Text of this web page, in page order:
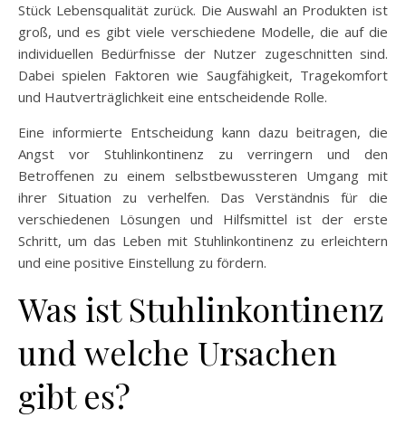
Stück Lebensqualität zurück. Die Auswahl an Produkten ist
groß, und es gibt viele verschiedene Modelle, die auf die
individuellen Bedürfnisse der Nutzer zugeschnitten sind.
Dabei spielen Faktoren wie Saugfähigkeit, Tragekomfort
und Hautverträglichkeit eine entscheidende Rolle.
Eine informierte Entscheidung kann dazu beitragen, die
Angst vor Stuhlinkontinenz zu verringern und den
Betroffenen zu einem selbstbewussteren Umgang mit
ihrer Situation zu verhelfen. Das Verständnis für die
verschiedenen Lösungen und Hilfsmittel ist der erste
Schritt, um das Leben mit Stuhlinkontinenz zu erleichtern
und eine positive Einstellung zu fördern.
Was ist Stuhlinkontinenz
und welche Ursachen
gibt es?